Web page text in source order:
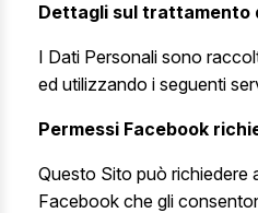
Dettagli sul trattamento
I Dati Personali sono
ed utilizzando i seguenti
Permessi Facebook
Questo Sito può richiedere
Facebook che gli